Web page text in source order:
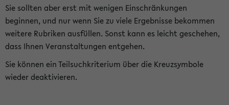
Sie sollten aber erst mit wenigen Einschränkungen
beginnen, und nur wenn Sie zu viele Ergebnisse bekommen
weitere Rubriken ausfüllen. Sonst kann es leicht geschehen,
dass Ihnen Veranstaltungen entgehen.
Sie können ein Teilsuchkriterium über die Kreuzsymbole
wieder deaktivieren.